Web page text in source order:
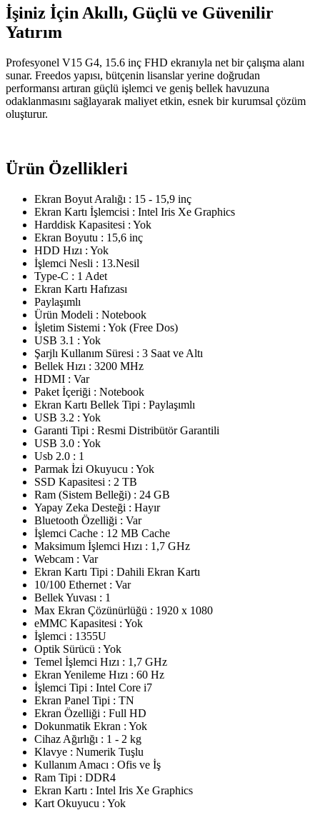
İşiniz İçin Akıllı, Güçlü ve Güvenilir
Yatırım
Profesyonel V15 G4, 15.6 inç FHD ekranıyla net bir çalışma alanı
sunar. Freedos yapısı, bütçenin lisanslar yerine doğrudan
performansı artıran güçlü işlemci ve geniş bellek havuzuna
odaklanmasını sağlayarak maliyet etkin, esnek bir kurumsal çözüm
oluşturur.
Ürün Özellikleri
Ekran Boyut Aralığı : 15 - 15,9 inç
Ekran Kartı İşlemcisi : Intel Iris Xe Graphics
Harddisk Kapasitesi : Yok
Ekran Boyutu : 15,6 inç
HDD Hızı : Yok
İşlemci Nesli : 13.Nesil
Type-C : 1 Adet
Ekran Kartı Hafızası
Paylaşımlı
Ürün Modeli : Notebook
İşletim Sistemi : Yok (Free Dos)
USB 3.1 : Yok
Şarjlı Kullanım Süresi : 3 Saat ve Altı
Bellek Hızı : 3200 MHz
HDMI : Var
Paket İçeriği : Notebook
Ekran Kartı Bellek Tipi : Paylaşımlı
USB 3.2 : Yok
Garanti Tipi : Resmi Distribütör Garantili
USB 3.0 : Yok
Usb 2.0 : 1
Parmak İzi Okuyucu : Yok
SSD Kapasitesi : 2 TB
Ram (Sistem Belleği) : 24 GB
Yapay Zeka Desteği : Hayır
Bluetooth Özelliği : Var
İşlemci Cache : 12 MB Cache
Maksimum İşlemci Hızı : 1,7 GHz
Webcam : Var
Ekran Kartı Tipi : Dahili Ekran Kartı
10/100 Ethernet : Var
Bellek Yuvası : 1
Max Ekran Çözünürlüğü : 1920 x 1080
eMMC Kapasitesi : Yok
İşlemci : 1355U
Optik Sürücü : Yok
Temel İşlemci Hızı : 1,7 GHz
Ekran Yenileme Hızı : 60 Hz
İşlemci Tipi : Intel Core i7
Ekran Panel Tipi : TN
Ekran Özelliği : Full HD
Dokunmatik Ekran : Yok
Cihaz Ağırlığı : 1 - 2 kg
Klavye : Numerik Tuşlu
Kullanım Amacı : Ofis ve İş
Ram Tipi : DDR4
Ekran Kartı : Intel Iris Xe Graphics
Kart Okuyucu : Yok